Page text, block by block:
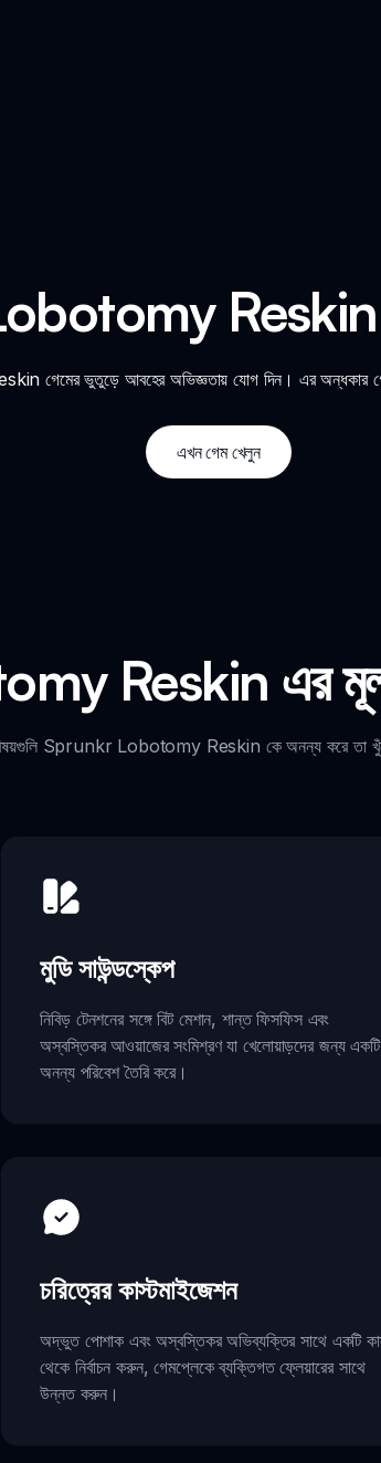
Reskin
ভুতুড়ে আবহের অভিজ্ঞতায় যোগ দিন। এর অন্ধকার
এখন গেম খেলুন
Reskin এর মূল
Sprunkr Lobotomy Reskin কে অনন্য করে তা
মুডি সাউন্ডস্কেপ
নিবিড় টেনশনের সঙ্গে বিট মেশান, শান্ত ফিসফিস এবং
অস্বস্তিকর আওয়াজের সংমিশ্রণ যা খেলোয়াড়দের জন্য একটি
অনন্য পরিবেশ তৈরি করে।
চরিত্রের কাস্টমাইজেশন
অদ্ভুত পোশাক এবং অস্বস্তিকর অভিব্যক্তির সাথে একটি
থেকে নির্বাচন করুন, গেমপ্লেকে ব্যক্তিগত ফ্লেয়ারের সাথে
উন্নত করুন।